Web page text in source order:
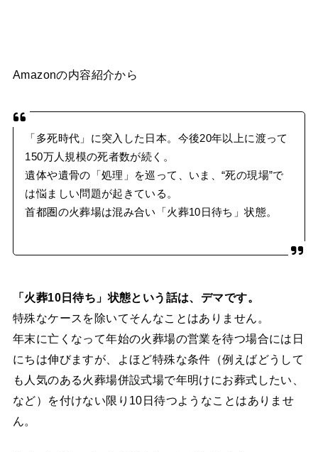
Amazonの内容紹介から
「多死時代」に突入した日本。今後20年以上に渡って
150万人規模の死者数が続く。
遺体や遺骨の「処理」を巡って、いま、“死の現場”で
は悩ましい問題が起きている。
首都圏の火葬場は混み合い「火葬10日待ち」状態。
「火葬10日待ち」状態という話は、デマです。
特殊なケースを除いてそんなことはありません。
年末に亡くなって年始の火葬場の営業を待つ場合には日
にちは伸びますが、よほど特殊な条件（例えばどうして
も人気のある火葬場併設式場で年明けにお葬式したい、
など）を付けない限り10日待つようなことはありませ
ん。